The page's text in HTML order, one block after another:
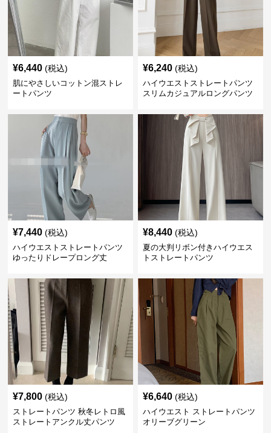
¥6,440 (税込)
肌にやさしいコットン混ストレ
ートパンツ
¥6,240 (税込)
ハイウエストストレートパンツ
スリムカジュアルロングパンツ
¥7,440 (税込)
ハイウエストストレートパンツ
ゆったりドレープロング丈
¥8,440 (税込)
夏の大判リボン付きハイウエス
トストレートパンツ
¥7,800 (税込)
ストレートパンツ 秋冬レトロ風
ストレートアンクル丈パンツ
¥6,640 (税込)
ハイウエスト ストレートパンツ
オリーブグリーン